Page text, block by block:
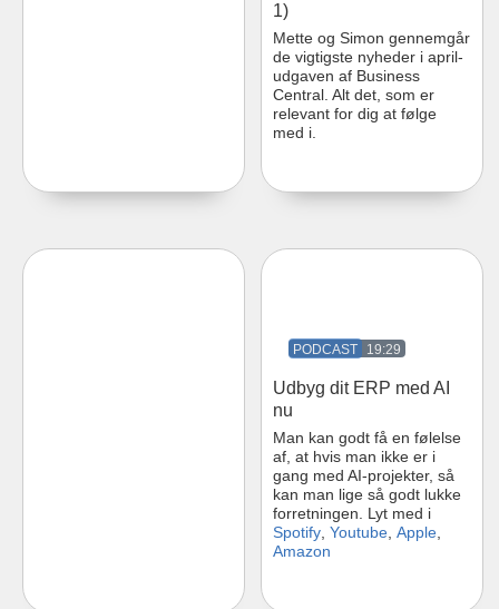
1)
Mette og Simon gennemgår
de vigtigste nyheder i april-
udgaven af Business
Central. Alt det, som er
relevant for dig at følge
med i.
19:29
Udbyg dit ERP med AI
nu
Man kan godt få en følelse
af, at hvis man ikke er i
gang med AI-projekter, så
kan man lige så godt lukke
forretningen. Lyt med i
Spotify Youtube Apple
Amazon